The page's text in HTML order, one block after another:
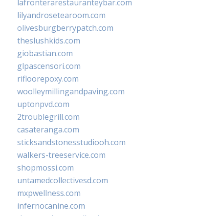
lafronterarestauranteybar.com
lilyandrosetearoom.com
olivesburgberrypatch.com
theslushkids.com
giobastian.com
glpascensori.com
rifloorepoxy.com
woolleymillingandpaving.com
uptonpvd.com
2troublegrill.com
casateranga.com
sticksandstonesstudiooh.com
walkers-treeservice.com
shopmossi.com
untamedcollectivesd.com
mxpwellness.com
infernocanine.com